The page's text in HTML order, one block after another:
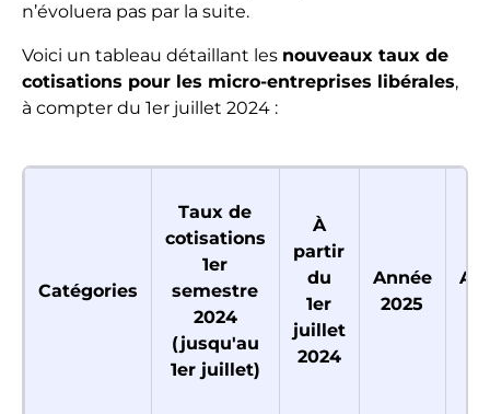
n’évoluera pas par la suite.
Voici un tableau détaillant les nouveaux taux de
cotisations pour les micro-entreprises libérales,
à compter du 1er juillet 2024 :
Catégories
Taux de
cotisations
1er
semestre
2024
(jusqu'au
1er juillet)
À
partir
du
1er
juillet
2024
Année
2025